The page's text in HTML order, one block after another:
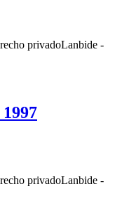
privadoLanbide -
privadoLanbide -